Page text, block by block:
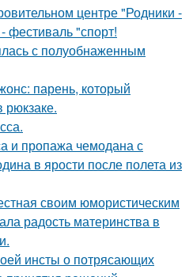
центре "Родники -
фестиваль "спорт!
с полуобнаженным
парень, который
рюкзаке.
и пропажа чемодана с
в ярости после полета из
своим юмористическим
радость материнства в
инсты о потрясающих